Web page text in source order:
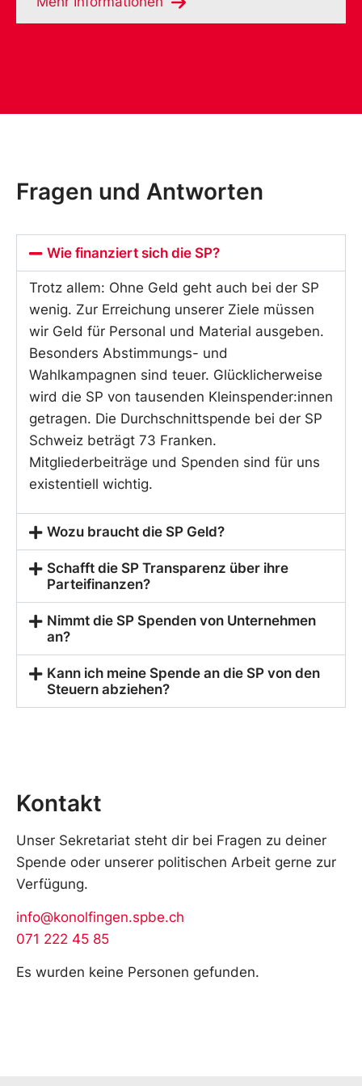
Fragen und Antworten
Wie finanziert sich die SP?
Trotz allem: Ohne Geld geht auch bei der SP
wenig. Zur Erreichung unserer Ziele müssen
wir Geld für Personal und Material ausgeben.
Besonders Abstimmungs- und
Wahlkampagnen sind teuer. Glücklicherweise
wird die SP von tausenden Kleinspender:innen
getragen. Die Durchschnittspende bei der SP
Schweiz beträgt 73 Franken.
Mitgliederbeiträge und Spenden sind für uns
existentiell wichtig.
Wozu braucht die SP Geld?
Schafft die SP Transparenz über ihre
Parteifinanzen?
Nimmt die SP Spenden von Unternehmen
an?
Kann ich meine Spende an die SP von den
Steuern abziehen?
Kontakt
Unser Sekretariat steht dir bei Fragen zu deiner
Spende oder unserer politischen Arbeit gerne zur
Verfügung.
info@konolfingen.spbe.ch
071 222 45 85
Es wurden keine Personen gefunden.